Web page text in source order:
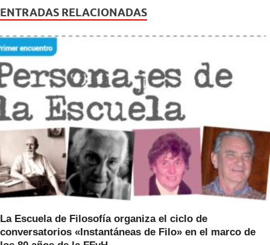
e
b
o
o
k
er s
A
p
ENTRADAS RELACIONADAS
La Escuela de Filosofía organiza el ciclo de
conversatorios «Instantáneas de Filo» en el marco de